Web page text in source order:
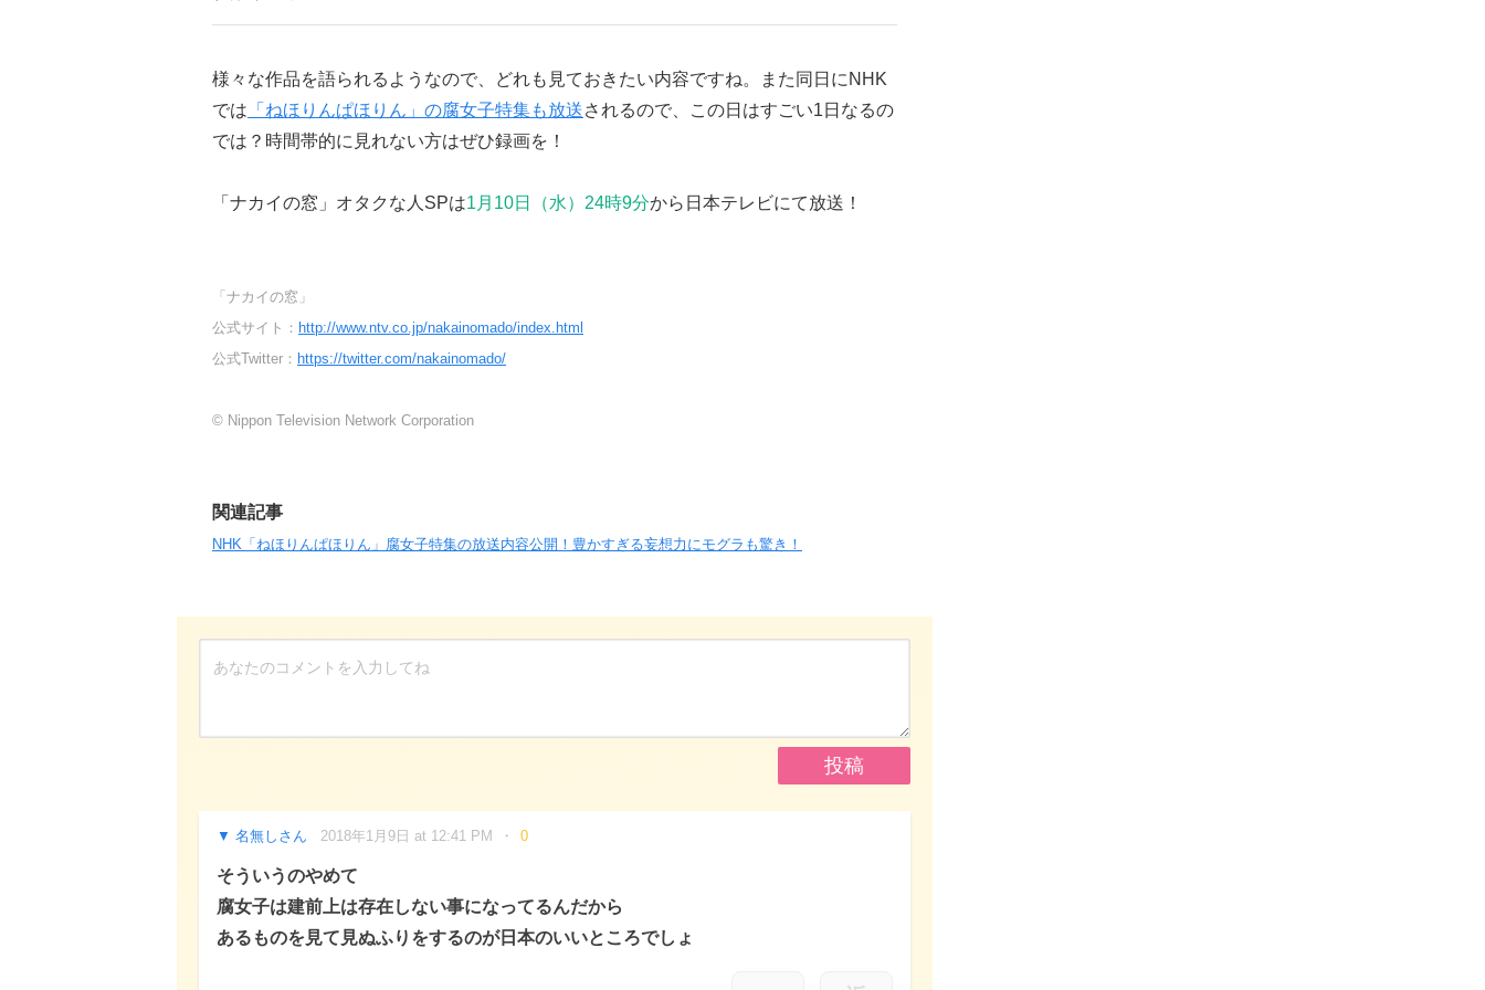
様々な作品を語られるようなので、どれも見ておきたい内容ですね。また同日にNHK
では 「ねほりんぱほりん」の腐女子特集も放送されるので、この日はすごい1日なるの
では？時間帯的に見れない方はぜひ録画を！
「ナカイの窓」オタクな人SPは1月10日（水）24時9分から日本テレビにて放送！
「ナカイの窓」
公式サイト： http://www.ntv.co.jp/nakainomado/index.html
公式Twitter： https://twitter.com/nakainomado/
© Nippon Television Network Corporation
関連記事
NHK「ねほりんぱほりん」腐女子特集の放送内容公開！豊かすぎる妄想力にモグラも驚き！
名無しさん 2018年1月9日 at 12:41 PM 0
そういうのやめて
腐女子は建前上は存在しない事になってるんだから
あるものを見て見ぬふりをするのが日本のいいところでしょ